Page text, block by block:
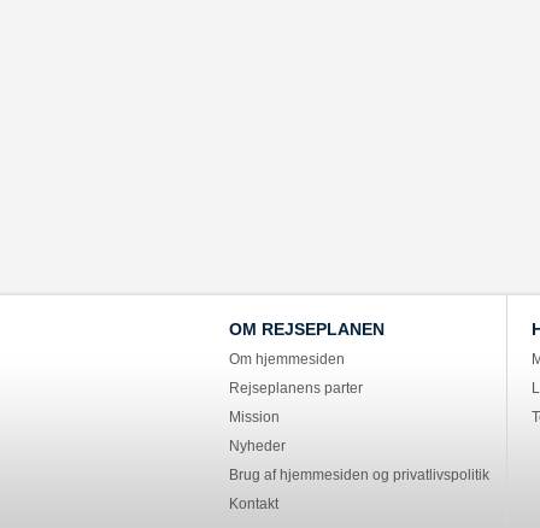
OM REJSEPLANEN
Om hjemmesiden
Rejseplanens parter
Mission
Nyheder
Brug af hjemmesiden og privatlivspolitik
Kontakt